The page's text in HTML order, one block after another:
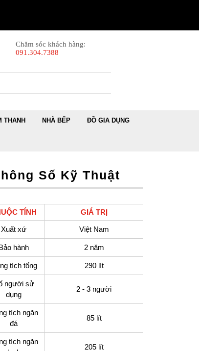
Chăm sóc khách hàng:
091.304.7388
THANH NHÀ BẾP ĐỒ GIA DỤNG
Số Kỹ Thuật
TÍNH GIÁ TRỊ
Xuất xứ Việt Nam
hành 2 năm
tích tổng 290 lít
người sử
dụng
2 - 3 người
tích ngăn
đá
85 lít
tích ngăn
205 lít